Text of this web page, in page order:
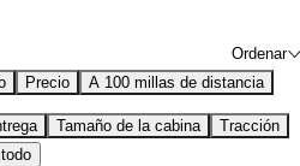
Ordenar
Precio A 100 millas de distancia
Tamaño de la cabina
Tracción